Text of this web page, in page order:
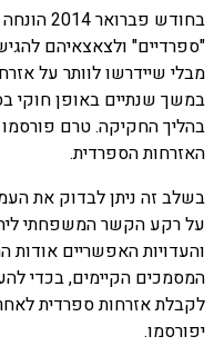
בחודש
"ספרדיים" ולצאצאיהם
מבלי שיידרשו לוותר על
במשך שנתיים באופן חוקי
בהליך החקיקה. טרם
האזרחות הספרדית.
בשלב זה ניתן לבדוק את
על רקע הקשר המשפחתי
והעדויות האפשריים
המסמכים הקיימים, בכדי
לקבלת אזרחות ספרדית
יפורסמו.